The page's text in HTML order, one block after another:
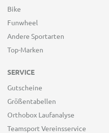
Bike
Funwheel
Andere Sportarten
Top-Marken
SERVICE
Gutscheine
Größentabellen
Orthobox Laufanalyse
Teamsport Vereinsservice